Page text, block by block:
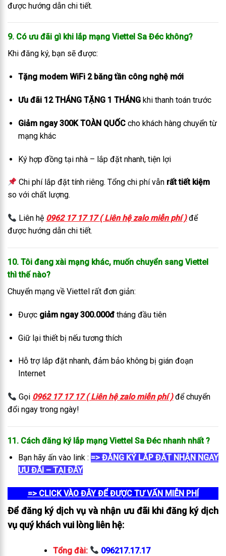
được hướng dẫn chi tiết.
9. Có ưu đãi gì khi lắp mạng Viettel Sa Đéc không?
Khi đăng ký, bạn sẽ được:
Tặng modem WiFi 2 băng tần công nghệ mới
Ưu đãi 12 THÁNG TẶNG 1 THÁNGkhi thanh toán trước
Giảm ngay 300K TOÀN QUỐCcho khách hàng chuyển từ
mạng khác
Ký hợp đồng tại nhà – lắp đặt nhanh, tiện lợi
Chi phí lắp đặt tính riêng. Tổng chi phí vẫn rất tiết kiệm
so với chất lượng.
Liên hệ 0962 17 17 17 ( Liên hệ zalo miễn phí ) để
được hướng dẫn chi tiết.
10. Tôi đang xài mạng khác, muốn chuyển sang Viettel
thì thế nào?
Chuyển mạng về Viettel rất đơn giản:
Được giảm ngay 300.000đtháng đầu tiên
Giữ lại thiết bị nếu tương thích
Hỗ trợ lắp đặt nhanh, đảm bảo không bị gián đoạn
Internet
Gọi 0962 17 17 17 ( Liên hệ zalo miễn phí )để chuyển
đổi ngay trong ngày!
11. Cách đăng ký lắp mạng Viettel Sa Đéc nhanh nhất?
Bạn hãy ấn vào link : => ĐĂNG KÝ LẮP ĐẶT NHẬN NGAY
ƯU ĐÃI – TẠI ĐÂY
=> CLICK VÀO ĐÂY ĐỂ ĐƯỢC TƯ VẤN MIỄN PHÍ
Để đăng ký dịch vụ và nhận ưu đãi khi đăng ký dịch
vụ quý khách vui lòng liên hệ:
Tổng đài:
096217.17.17